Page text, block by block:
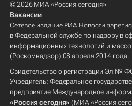
© 2026 МИА «Россия сегодня»
Вакансии
Сетевое издание РИА Новости
в Федеральной службе по надзору в
информационных технологий и
(Роскомнадзор) 08 апреля 2014 года.
Свидетельство о регистрации Эл №
Учредитель: Федеральное
предприятие Международное
«Россия сегодня» (МИА «Россия